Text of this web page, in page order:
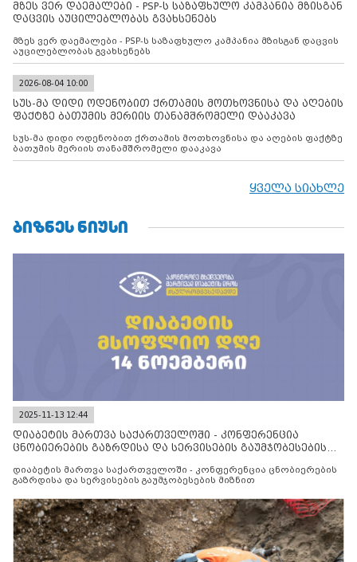
მზეს ვერ დაემალები - PSP-ს საზაფხულო კამპანია მზისგან
დაცვის აუცილებლობას გვახსენებს
მზეს ვერ დაემალები - PSP-ს საზაფხულო კამპანია მზისგან დაცვის
აუცილებლობას გვახსენებს
2026-08-04 10:00
სუს-მა დიდი ოდენობით ქრთამის მოთხოვნისა და აღების
ფაქტზე ბათუმის მერიის თანამშრომელი დააკავა
სუს-მა დიდი ოდენობით ქრთამის მოთხოვნისა და აღების ფაქტზე
ბათუმის მერიის თანამშრომელი დააკავა
ყველა სიახლე
ᲑᲘᲖᲜᲔᲡ ᲜᲘᲣᲡᲘ
2025-11-13 12:44
დიაბეტის მართვა საქართველოში - კონფერენცია
ცნობიერების გაზრდისა და სერვისების გაუმჯობესების
დიაბეტის მართვა საქართველოში - კონფერენცია ცნობიერების
გაზრდისა და სერვისების გაუმჯობესების მიზნით